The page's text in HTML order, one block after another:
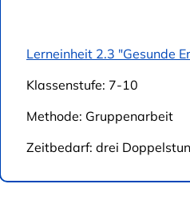
Lerneinheit 2.3 "Gesunde
Klassenstufe: 7-10
Methode: Gruppenarbeit
Zeitbedarf: drei